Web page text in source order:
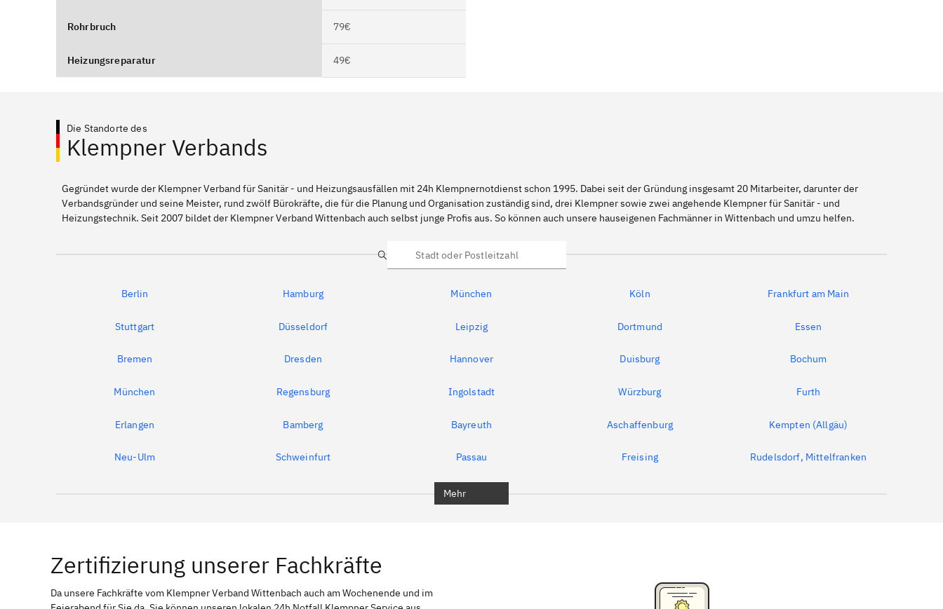
Rohrbruch 79€
Heizungsreparatur 49€
Die Standorte des
Klempner Verbands
Gegründet wurde der Klempner Verband für Sanitär - und Heizungsausfällen mit 24h Klempnernotdienst schon 1995. Dabei seit der Gründung insgesamt 20 Mitarbeiter, darunter der
Verbandsgründer und seine Meister, rund zwölf Bürokräfte, die für die Planung und Organisation zuständig sind, drei Klempner sowie zwei angehende Klempner für Sanitär - und
Heizungstechnik. Seit 2007 bildet der Klempner Verband Wittenbach auch selbst junge Profis aus. So können auch unsere hauseigenen Fachmänner in Wittenbach und umzu helfen.
Suche
Berlin Hamburg München Köln Frankfurt am Main
Stuttgart Düsseldorf Leipzig Dortmund Essen
Bremen Dresden Hannover Duisburg Bochum
München Regensburg Ingolstadt Würzburg Furth
Erlangen Bamberg Bayreuth Aschaffenburg Kempten (Allgäu)
Neu-Ulm Schweinfurt Passau Freising Rudelsdorf, Mittelfranken
Mehr
Zertifizierung unserer Fachkräfte
Da unsere Fachkräfte vom Klempner Verband Wittenbach auch am Wochenende und im